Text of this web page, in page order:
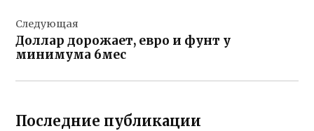
Следующая
Доллар дорожает, евро и фунт у
минимума 6мес
Последние публикации